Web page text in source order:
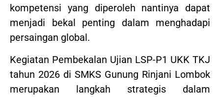
kompetensi yang diperoleh nantinya dapat
menjadi bekal penting dalam menghadapi
persaingan global.
Kegiatan Pembekalan Ujian LSP-P1 UKK TKJ
tahun 2026 di SMKS Gunung Rinjani Lombok
merupakan langkah strategis dalam